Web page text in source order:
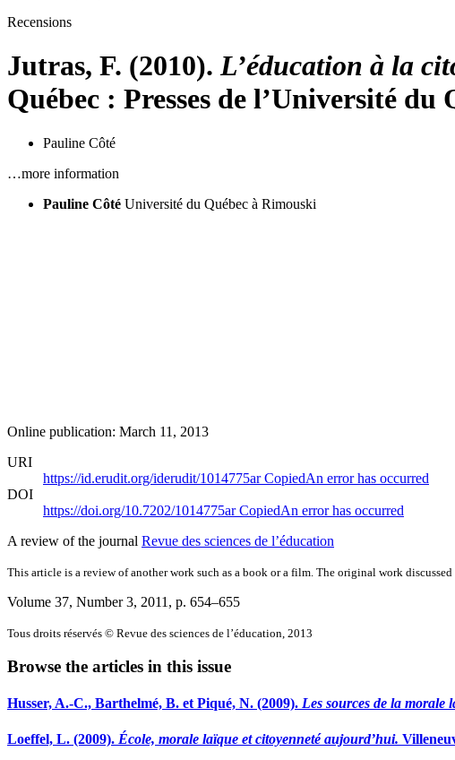
Recensions
Jutras, F. (2010). L’éducation à la
Québec : Presses de l’Université du
Pauline Côté
…more information
Pauline Côté Université du Québec à Rimouski
Online publication: March 11, 2013
URI
https://id.erudit.org/iderudit/1014775arCopiedAn error has occurred
DOI
https://doi.org/10.7202/1014775arCopiedAn error has occurred
A review of the journal Revue des sciences de l’éducation
This article is a review of another work such as a book or a film. The original work
Volume 37, Number 3, 2011 , p. 654–655
Tous droits réservés © Revue des sciences de l’éducation, 2013
Browse the articles in this issue
Husser, A.-C., Barthelmé, B. et Piqué, N. (2009). Les sources de la morale
Loeffel, L. (2009). École, morale laïque et citoyenneté aujourd’hui.